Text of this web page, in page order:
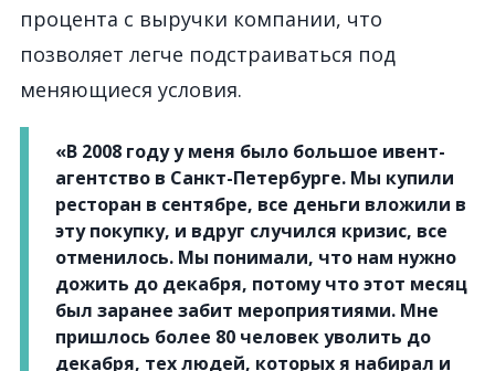
процента с выручки компании, что
позволяет легче подстраиваться под
меняющиеся условия.
«В 2008 году у меня было большое ивент-
агентство в Санкт-Петербурге. Мы купили
ресторан в сентябре, все деньги вложили в
эту покупку, и вдруг случился кризис, все
отменилось. Мы понимали, что нам нужно
дожить до декабря, потому что этот месяц
был заранее забит мероприятиями. Мне
пришлось более 80 человек уволить до
декабря, тех людей, которых я набирал и